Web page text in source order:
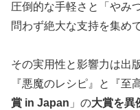
圧倒的な手軽さと「やみ
問わず絶大な支持を集め
その実用性と影響力は出
『悪魔のレシピ』と『至
賞 in Japan 」の大賞を異